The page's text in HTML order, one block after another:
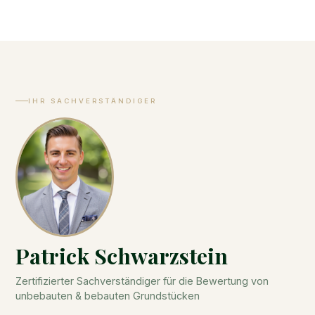
IHR SACHVERSTÄNDIGER
Patrick Schwarzstein
Zertifizierter Sachverständiger für die Bewertung von
unbebauten & bebauten Grundstücken